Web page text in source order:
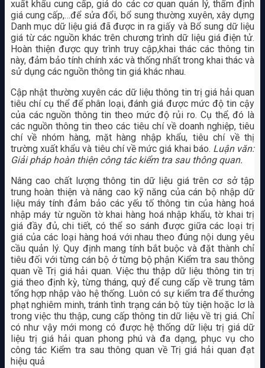
xuất khẩu cung cấp, giá do các cơ quan quản lý, thẩm định
giá cung cấp,…để sửa đổi, bổ sung thường xuyên, xây dựng
Danh mục dữ liệu giá đã được in ra giấy và Bổ sung dữ liệu
giá từ các nguồn khác trên chương trình dữ liệu giá điện tử.
Hoàn thiện được quy trình truy cập,khai thác các thông tin
này, đảm bảo tính chính xác và thống nhất trong khai thác và
sử dụng các nguồn thông tin giá khác nhau.
Cập nhật thường xuyên các dữ liệu thông tin trị giá hải quan
tiêu chí cụ thể để phân loại, đánh giá được mức độ tin cậy
của các nguồn thông tin theo mức độ rủi ro. Cụ thể, đó là
các nguồn thông tin theo các tiêu chí về doanh nghiệp, tiêu
chí về nhóm hàng, mặt hàng nhập khẩu, tiêu chí về thị
trường xuất khẩu và tiêu chí về mức giá khai báo. Luận văn:
Giải pháp hoàn thiện công tác kiểm tra sau thông quan.
Nâng cao chất lượng thông tin dữ liệu giá trên cơ sở tập
trung hoàn thiện và nâng cao kỹ năng của cán bộ nhập dữ
liệu máy tính đảm bảo các yếu tố thông tin của hàng hoá
nhập máy từ nguồn tờ khai hàng hoá nhập khẩu, tờ khai trị
giá đầy đủ, chi tiết, có thể so sánh được giữa các loại trị
giá của các loại hàng hoá với nhau theo đúng nội dung yêu
cầu quản lý. Quy định mang tính bắt buộc và đặt thành chỉ
tiêu đối với từng cán bộ ở từng bộ phận Kiểm tra sau thông
quan về Trị giá hải quan. Việc thu thập dữ liệu thông tin trị
giá theo định kỳ, từng tháng, quý để cung cấp về trung tâm
tổng hợp nhập vào hệ thống. Luôn có sự kiểm tra để thưởng
phạt nghiêm minh, tránh tình trạng cán bộ tùy tiện hoặc lơ là
trong việc thu thập, cung cấp thông tin dữ liệu về trị giá. Chỉ
có như vậy mới mong có được hệ thống dữ liệu trị giá dữ
liệu trị giá hải quan phong phú và đa dạng, phục vụ cho
công tác Kiểm tra sau thông quan về Trị giá hải quan đạt
hiệu quả